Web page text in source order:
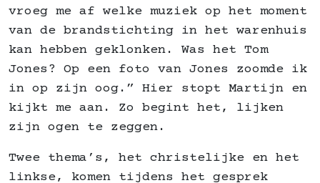
vroeg me af welke muziek op het moment
van de brandstichting in het warenhuis
kan hebben geklonken. Was het Tom
Jones? Op een foto van Jones zoomde ik
in op zijn oog.” Hier stopt Martijn en
kijkt me aan. Zo begint het, lijken
zijn ogen te zeggen.
Twee thema’s, het christelijke en het
linkse, komen tijdens het gesprek